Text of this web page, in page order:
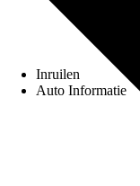
Inruilen
Auto Informatie